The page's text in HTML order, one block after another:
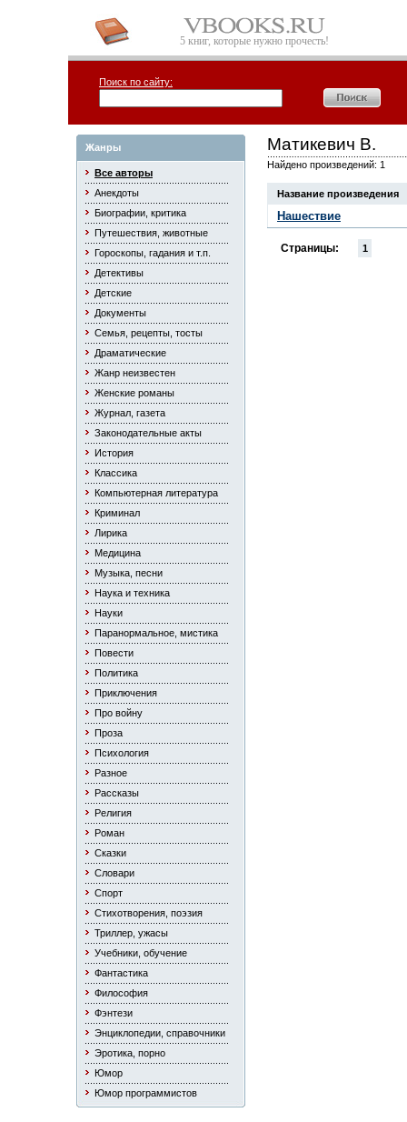
5 книг, которые нужно прочесть!
Поиск по сайту:
Жанры
Все авторы
Анекдоты
Биографии, критика
Путешествия, животные
Гороскопы, гадания и т.п.
Детективы
Детские
Документы
Семья, рецепты, тосты
Драматические
Жанр неизвестен
Женские романы
Журнал, газета
Законодательные акты
История
Классика
Компьютерная литература
Криминал
Лирика
Медицина
Музыка, песни
Наука и техника
Науки
Паранормальное, мистика
Повести
Политика
Приключения
Про войну
Проза
Психология
Разное
Рассказы
Религия
Роман
Сказки
Словари
Спорт
Стихотворения, поэзия
Триллер, ужасы
Учебники, обучение
Фантастика
Философия
Фэнтези
Энциклопедии, справочники
Эротика, порно
Юмор
Юмор программистов
Матикевич В.
Найдено произведений: 1
Название произведения
Нашествие
Страницы: 1